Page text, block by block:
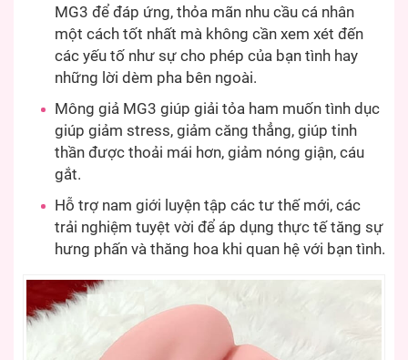
MG3 để đáp ứng, thỏa mãn nhu cầu cá nhân
một cách tốt nhất mà không cần xem xét đến
các yếu tố như sự cho phép của bạn tình hay
những lời dèm pha bên ngoài.
Mông giả MG3 giúp giải tỏa ham muốn tình dục
giúp giảm stress, giảm căng thẳng, giúp tinh
thần được thoải mái hơn, giảm nóng giận, cáu
gắt.
Hỗ trợ nam giới luyện tập các tư thế mới, các
trải nghiệm tuyệt vời để áp dụng thực tế tăng sự
hưng phấn và thăng hoa khi quan hệ với bạn tình.